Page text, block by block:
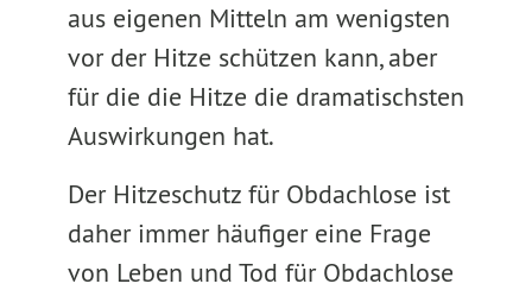
aus eigenen Mitteln am wenigsten
vor der Hitze schützen kann, aber
für die die Hitze die dramatischsten
Auswirkungen hat.
Der Hitzeschutz für Obdachlose ist
daher immer häufiger eine Frage
von Leben und Tod für Obdachlose